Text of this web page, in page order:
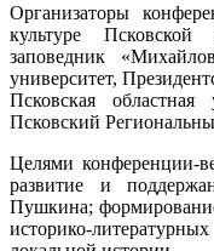
Организаторы
культуре Псковской
заповедник
университет,
Псковская областная
Псковский
Целями конференции-
развитие и
Пушкина;
историко-